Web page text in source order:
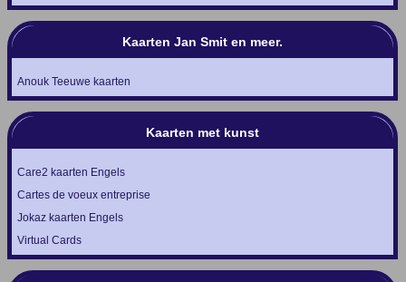
Kaarten Jan Smit en meer.
Anouk Teeuwe kaarten
Kaarten met kunst
Care2 kaarten Engels
Cartes de voeux entreprise
Jokaz kaarten Engels
Virtual Cards